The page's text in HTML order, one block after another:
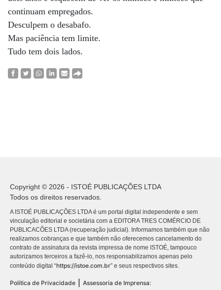
continuam empregados.
Desculpem o desabafo.
Mas paciência tem limite.
Tudo tem dois lados.
Copyright © 2026 - ISTOÉ PUBLICAÇÕES LTDA
Todos os direitos reservados.
A ISTOÉ PUBLICAÇÕES LTDA é um portal digital independente e sem
vinculação editorial e societária com a EDITORA TRES COMÉRCIO DE
PUBLICACÕES LTDA (recuperação judicial). Informamos também que não
realizamos cobranças e que também não oferecemos cancelamento do
contrato de assinatura da revista impressa de nome ISTOÉ, tampouco
autorizamos terceiros a fazê-lo, nos responsabilizamos apenas pelo
conteúdo digital “https://istoe.com.br” e seus respectivos sites.
Política de Privacidade Assessoria de Imprensa: